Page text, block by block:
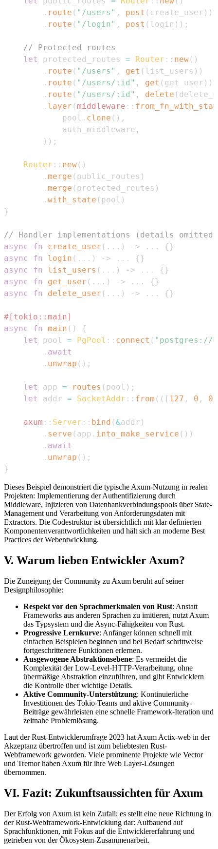
. route ( "/users" , post ( create_user ) )
. route ( "/login" , post ( login ) ) ;
// Protected routes
let
protected_routes = Router :: new( )
. route ( "/users" , get ( list_users ) )
. route ( "/users/:id" , get ( get_user ) )
. route ( "/users/:id" , delete (
. layer ( middleware ::
            pool
. clone ( ) ,
            auth_middleware
,
) ) ;
Router :: new( )
. merge ( public_routes )
. merge ( protected_routes )
. with_state ( pool )
}
// Handler implementations (details omitted)
async
fn create_user ( ... ) -> ... { }
async
fn login ( ... ) -> ... { }
async
fn list_users ( ... ) -> ... { }
async
fn get_user ( ... ) -> ... { }
async
fn delete_user ( ... ) -> ... { }
#[tokio::main]
async
fn main ( )
{
let
pool = PgPool :: connect ( "postgres://
. await
. unwrap ( ) ;
let app = routes ( pool ) ;
let
addr = SocketAddr :: from ( ( [ 127 , 0 , 0
axum :: Server :: bind (&addr )
. serve ( app . into_make_service ( ) )
. await
. unwrap ( ) ;
}
Dieses Beispiel demonstriert die typische Axum-Nutzung in realen
Projekten: Implementierung der Authentifizierung durch
Middleware, Injizieren von Datenbankverbindungspools über State-
Management und Verarbeitung von Anforderungsdaten mit
Extractors. Die Codestruktur ist übersichtlich mit klar definierten
Komponentenverantwortlichkeiten und hält sich an moderne Best
Practices der Webentwicklung.
V. Warum lieben Entwickler Axum?
Die Zuneigung der Community zu Axum beruht auf seiner
Designphilosophie:
Respekt vor den Sprachmerkmalen von Rust: Anstatt
Frameworks aus anderen Sprachen zu imitieren, nutzt Axum
das Typsystem und die Async-Fähigkeiten von Rust.
Progressive Lernkurve: Anfänger können schnell mit
einfachen Beispielen beginnen und bei Bedarf schrittweise
fortgeschrittenere Funktionen erlernen.
Ausgewogene Abstraktionsebene: Es vermeidet die
Komplexität der Low-Level-HTTP-Verarbeitung, ohne
übermäßige Abstraktion einzuführen, und gibt Entwicklern
die Kontrolle über wichtige Details.
Aktive Community-Unterstützung: Kontinuierliche
Investitionen des Tokio-Teams und aktive Community-
Beiträge gewährleisten eine schnelle Framework-Iteration und
zeitnahe Problemlösung.
Laut der Rust-Entwicklerumfrage 2023 hat Axum Actix-web in der
Akzeptanz übertroffen und ist zum beliebtesten Rust-
Webframework geworden. Viele prominente Projekte wie Vector
und Tremor haben Axum für ihre Web Layer-Lösungen
übernommen.
VI. Fazit: Zukunftsaussichten für Axum
Der Erfolg von Axum ist kein Zufall; es stellt eine neue Richtung in
der Rust-Webframework-Entwicklung dar: Aufbauend auf
Sprachfunktionen, mit Fokus auf die Entwicklererfahrung und
getrieben von der Ökosystem-Zusammenarbeit.